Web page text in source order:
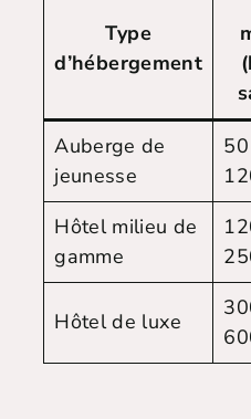
Type
d’hébergement
Auberge de
jeunesse
Hôtel milieu de
gamme
Hôtel de luxe